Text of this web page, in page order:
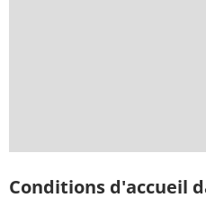
Conditions d'accueil